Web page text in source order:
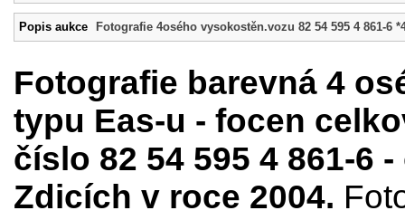
Popis aukce Fotografie 4osého vysokostěn.vozu 82 54 595 4 861-6
Fotografie barevná 4
typu Eas-u - focen
číslo 82 54 595 4 861-6
Zdicích v roce 2004.